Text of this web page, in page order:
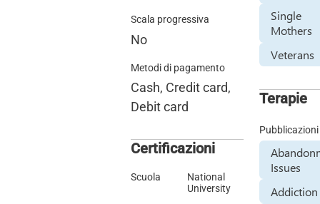
Scala progressiva
No
Metodi di pagamento
Cash, Credit card,
Debit card
Certificazioni
Scuola
National
University
Single
Mothers
Veterans
Terapie
Pubblicazioni
Issues
Addiction